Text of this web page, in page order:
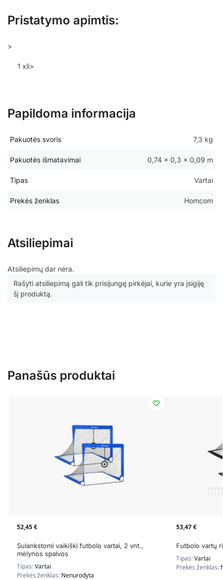
Pristatymo apimtis:
>
1 xli>
Papildoma informacija
Pakuotės svoris 7,3 kg
Pakuotės išmatavimai 0,74 × 0,3 × 0,09 m
Tipas Vartai
Prekės ženklas Homcom
Atsiliepimai
Atsiliepimų dar nėra.
Rašyti atsiliepimą gali tik prisijungę pirkėjai, kurie yra įsigiję
šį produktą.
Panašūs produktai
52,45€
Sulankstomi vaikiški futbolo vartai, 2 vnt.,
mėlynos spalvos
Tipas:Vartai
Prekės ženklas: Nenurodyta
53,47€
Futbolo vartų
Tipas:Vartai
Prekės ženklas: